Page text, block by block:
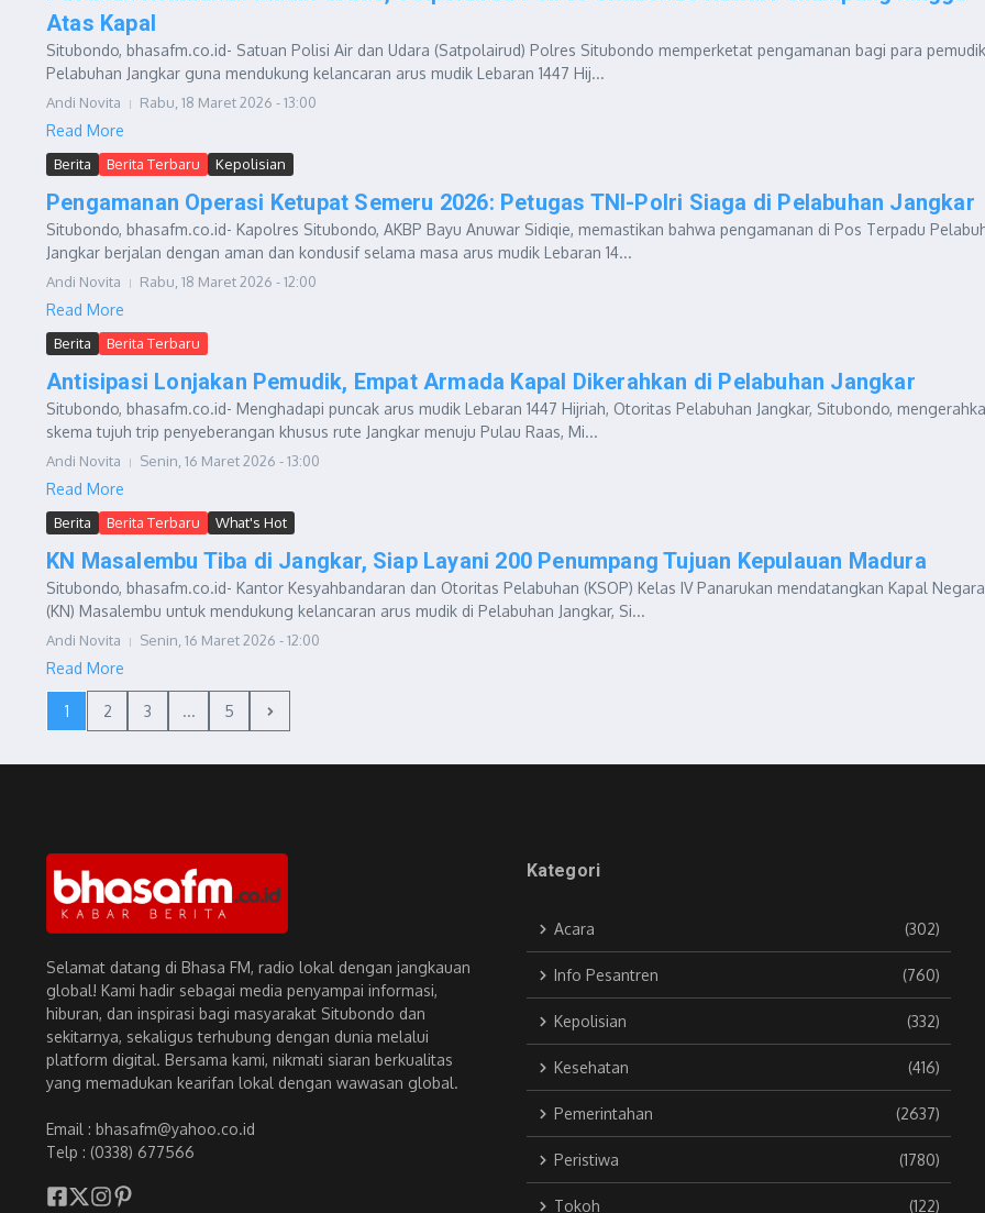
Atas Kapal
Situbondo, bhasafm.co.id- Satuan Polisi Air dan Udara (Satpolairud) Polres Situbondo memperketat pengamanan bagi para
Pelabuhan Jangkar guna mendukung kelancaran arus mudik Lebaran 1447 Hij...
Andi Novita Rabu, 18 Maret 2026 - 13:00
Read More
Berita Berita Terbaru Kepolisian
Pengamanan Operasi Ketupat Semeru 2026: Petugas TNI-Polri Siaga di Pelabuhan Jangkar
Situbondo, bhasafm.co.id- Kapolres Situbondo, AKBP Bayu Anuwar Sidiqie, memastikan bahwa pengamanan di Pos Terpadu
Jangkar berjalan dengan aman dan kondusif selama masa arus mudik Lebaran 14...
Andi Novita Rabu, 18 Maret 2026 - 12:00
Read More
Berita Berita Terbaru
Antisipasi Lonjakan Pemudik, Empat Armada Kapal Dikerahkan di Pelabuhan Jangkar
Situbondo, bhasafm.co.id- Menghadapi puncak arus mudik Lebaran 1447 Hijriah, Otoritas Pelabuhan Jangkar, Situbondo,
skema tujuh trip penyeberangan khusus rute Jangkar menuju Pulau Raas, Mi...
Andi Novita Senin, 16 Maret 2026 - 13:00
Read More
Berita Berita Terbaru What's Hot
KN Masalembu Tiba di Jangkar, Siap Layani 200 Penumpang Tujuan Kepulauan Madura
Situbondo, bhasafm.co.id- Kantor Kesyahbandaran dan Otoritas Pelabuhan (KSOP) Kelas IV Panarukan mendatangkan Kapal Negara
(KN) Masalembu untuk mendukung kelancaran arus mudik di Pelabuhan Jangkar, Si...
Andi Novita Senin, 16 Maret 2026 - 12:00
Read More
1 2 3 ... 5
Selamat datang di Bhasa FM, radio lokal dengan jangkauan
global! Kami hadir sebagai media penyampai informasi,
hiburan, dan inspirasi bagi masyarakat Situbondo dan
sekitarnya, sekaligus terhubung dengan dunia melalui
platform digital. Bersama kami, nikmati siaran berkualitas
yang memadukan kearifan lokal dengan wawasan global.
Email : bhasafm@yahoo.co.id
Telp : (0338) 677566
Kategori
Acara (302)
Info Pesantren (760)
Kepolisian (332)
Kesehatan (416)
Pemerintahan (2637)
Peristiwa (1780)
Tokoh (122)